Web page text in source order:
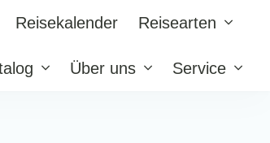
Reisekalender Reisearten
Über uns Service